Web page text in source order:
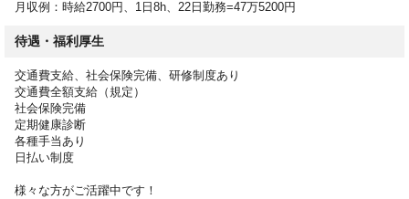
月収例：時給2700円、1日8h、22日勤務=47万5200円
待遇・福利厚生
交通費支給、社会保険完備、研修制度あり
交通費全額支給（規定）
社会保険完備
定期健康診断
各種手当あり
日払い制度
様々な方がご活躍中です！